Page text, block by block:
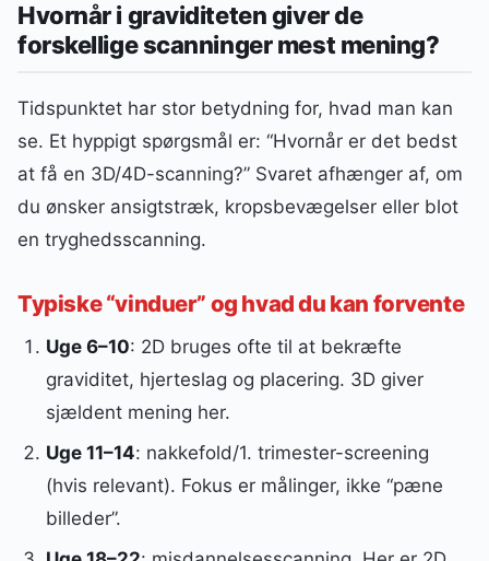
Hvornår i graviditeten giver de
forskellige scanninger mest mening?
Tidspunktet har stor betydning for, hvad man kan
se. Et hyppigt spørgsmål er: “Hvornår er det bedst
at få en 3D/4D-scanning?” Svaret afhænger af, om
du ønsker ansigtstræk, kropsbevægelser eller blot
en tryghedsscanning.
Typiske “vinduer” og hvad du kan forvente
Uge 6–10: 2D bruges ofte til at bekræfte
graviditet, hjerteslag og placering. 3D giver
sjældent mening her.
Uge 11–14: nakkefold/1. trimester-screening
(hvis relevant). Fokus er målinger, ikke “pæne
billeder”.